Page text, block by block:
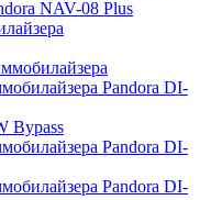
NAV-08 Plus
Pandora DI-
Bypass
Pandora DI-
Pandora DI-